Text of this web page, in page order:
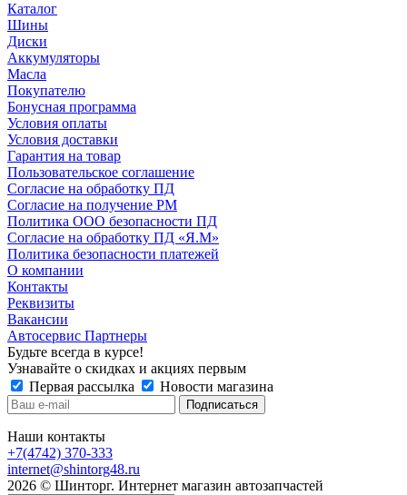
Каталог
Шины
Диски
Аккумуляторы
Масла
Покупателю
Бонусная программа
Условия оплаты
Условия доставки
Гарантия на товар
Пользовательское соглашение
Согласие на обработку ПД
Согласие на получение РМ
Политика ООО безопасности ПД
Согласие на обработку ПД «Я.М»
Политика безопасности платежей
О компании
Контакты
Реквизиты
Вакансии
Автосервис Партнеры
Будьте всегда в курсе!
Узнавайте о скидках и акциях первым
Первая рассылка
Новости магазина
Наши контакты
+7(4742) 370-333
internet@shintorg48.ru
2026 © Шинторг. Интернет магазин автозапчастей